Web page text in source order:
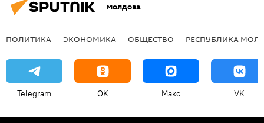
Молдова
ПОЛИТИКА ЭКОНОМИКА ОБЩЕСТВО РЕСПУБЛИКА
Telegram OK Макс VK